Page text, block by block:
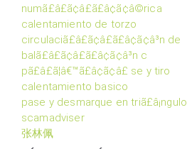
numã£â£ã¢â£ã£â¢ã¢â©rica
calentamiento de torzo
circulaciã£â£ã¢â£ã£â¢ã¢â³n de
balã£â£ã¢â£ã£â¢ã¢â³n c
pã£â£ã¦â€™ã£â¢ã¢â£ se y tiro
calentamiento basico
pase y desmarque en triã£â¡ngulo
scamadviser
张林佩